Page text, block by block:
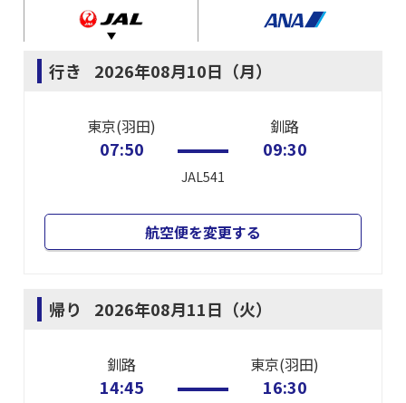
行き 2026年08月10日（月）
東京(羽田)
07:50
JAL541
釧路
09:30
航空便を変更する
帰り 2026年08月11日（火）
釧路
14:45
東京(羽田)
16:30